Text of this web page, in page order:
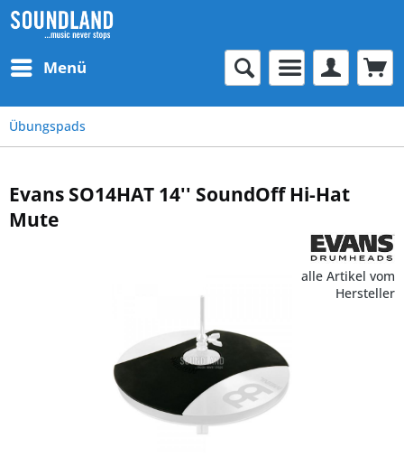
Menü
Übungspads
Evans SO14HAT 14'' SoundOff Hi-Hat
Mute
alle Artikel vom
Hersteller